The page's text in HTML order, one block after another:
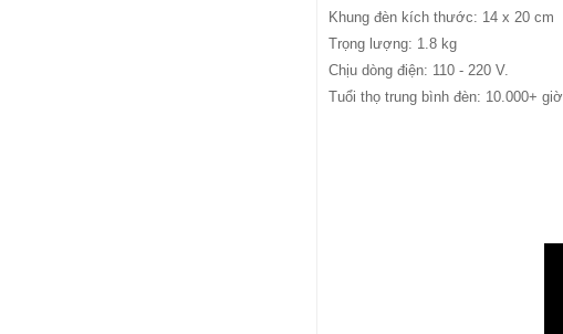
Khung đèn kích thước: 14 x 20 cm
Trọng lượng: 1.8 kg
Chịu dòng điện: 110 - 220 V.
Tuổi thọ trung bình đèn: 10.000+ giờ